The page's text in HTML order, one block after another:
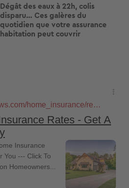
Dégât des eaux à 22h, colis
disparu… Ces galères du
quotidien que votre assurance
habitation peut couvrir